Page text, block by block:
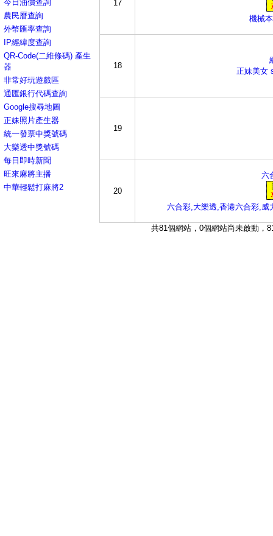
今日油價查詢
農民曆查詢
外幣匯率查詢
IP經緯度查詢
QR-Code(二維條碼) 產生
器
非常好玩遊戲區
通匯銀行代碼查詢
Google搜尋地圖
正妹照片產生器
統一發票中獎號碼
大樂透中獎號碼
每日即時新聞
旺來麻將主播
中華輕鬆打麻將2
17
機械
18
正妹美女
19
20
六
六合彩,大樂透,香港六合彩,威
共81個網站，0個網站尚未啟動，